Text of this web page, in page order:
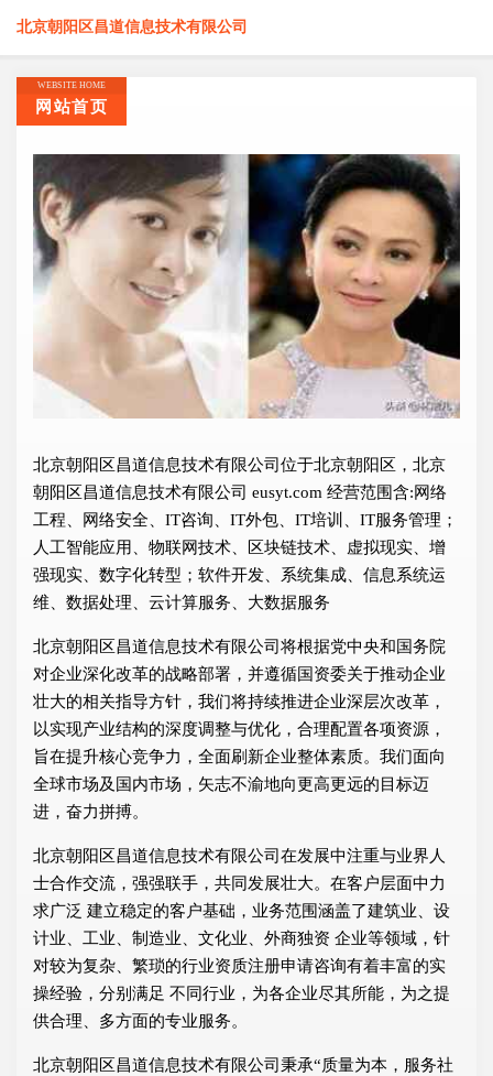
北京朝阳区昌道信息技术有限公司
WEBSITE HOME
网站首页
北京朝阳区昌道信息技术有限公司位于北京朝阳区，北京
朝阳区昌道信息技术有限公司 eusyt.com 经营范围含:网络
工程、网络安全、IT咨询、IT外包、IT培训、IT服务管理；
人工智能应用、物联网技术、区块链技术、虚拟现实、增
强现实、数字化转型；软件开发、系统集成、信息系统运
维、数据处理、云计算服务、大数据服务
北京朝阳区昌道信息技术有限公司将根据党中央和国务院
对企业深化改革的战略部署，并遵循国资委关于推动企业
壮大的相关指导方针，我们将持续推进企业深层次改革，
以实现产业结构的深度调整与优化，合理配置各项资源，
旨在提升核心竞争力，全面刷新企业整体素质。我们面向
全球市场及国内市场，矢志不渝地向更高更远的目标迈
进，奋力拼搏。
北京朝阳区昌道信息技术有限公司在发展中注重与业界人
士合作交流，强强联手，共同发展壮大。在客户层面中力
求广泛 建立稳定的客户基础，业务范围涵盖了建筑业、设
计业、工业、制造业、文化业、外商独资 企业等领域，针
对较为复杂、繁琐的行业资质注册申请咨询有着丰富的实
操经验，分别满足 不同行业，为各企业尽其所能，为之提
供合理、多方面的专业服务。
北京朝阳区昌道信息技术有限公司秉承“质量为本，服务社